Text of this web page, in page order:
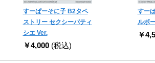
すーぱーそに子 B2タペ
ストリー セクシーパティ
シエ Ver.
￥4,000 (税込)
すー
ルボ
￥